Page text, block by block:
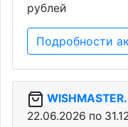
рублей
Подробности
22.06.2026 по